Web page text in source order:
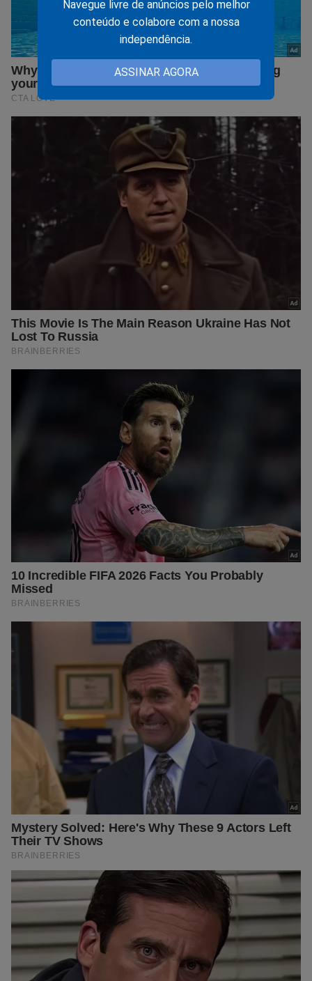
Navegue livre de anúncios pelo melhor
conteúdo e colabore com a nossa
independência.
ASSINAR AGORA